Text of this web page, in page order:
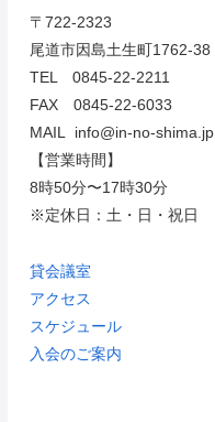
〒722-2323
尾道市因島土生町1762-38
TEL 0845-22-2211
FAX 0845-22-6033
MAIL info@in-no-shima.jp
【営業時間】
8時50分〜17時30分
※定休日：土・日・祝日
貸会議室
アクセス
スケジュール
入会のご案内